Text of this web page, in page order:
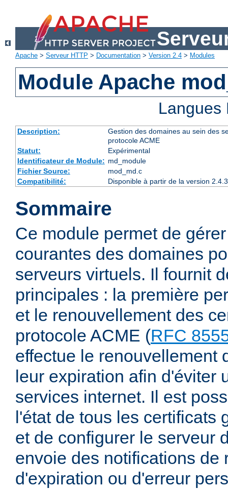
Apache > Serveur HTTP > Documentation > Version 2.4 > Modules
Module Apache
Description:
Gestion des domaines au sein des
protocole ACME
Statut:
Expérimental
Identificateur de Module: md_module
Fichier Source:
mod_md.c
Compatibilité:
Disponible à partir de la version
Sommaire
Ce module permet de
courantes des domaines
serveurs virtuels. Il fournit
principales : la première
et le renouvellement des
protocole ACME (RFC
effectue le renouvellement
leur expiration afin d'éviter
services internet. Il est
l'état de tous les certificats
et de configurer le serveur
envoie des notifications de
d'expiration ou d'erreur